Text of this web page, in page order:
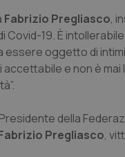
Fabrizio Pregliasco,
Covid-19. È
oggetto di
accettabile e non è
della
Pregliasco,